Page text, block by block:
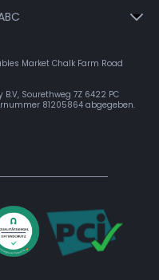
Market Chalk Farm Road
Sourethweg 7Z 6422 PC
81205864 abgegeben.